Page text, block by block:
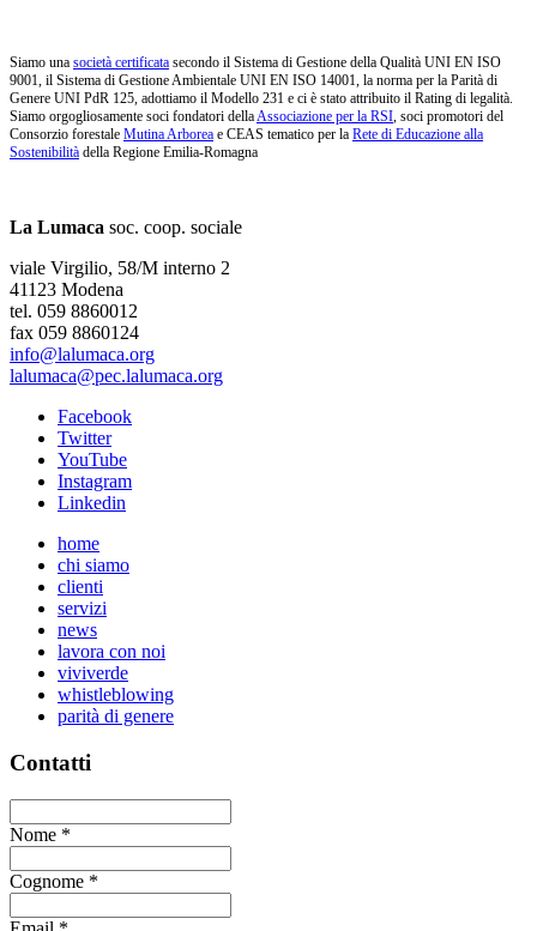
Siamo una società certificata secondo il Sistema di Gestione della Qualità UNI EN ISO
9001, il Sistema di Gestione Ambientale UNI EN ISO 14001, la norma per la Parità di
Genere UNI PdR 125, adottiamo il Modello 231 e ci è stato attribuito il Rating di legalità.
Siamo orgogliosamente soci fondatori dellaAssociazione per la RSI, soci promotori del
Consorzio forestale Mutina Arborea e CEAS tematico per la Rete di Educazione alla
Sostenibilità della Regione Emilia-Romagna
La Lumaca soc. coop. sociale
viale Virgilio, 58/M interno 2
41123 Modena
tel. 059 8860012
fax 059 8860124
info@lalumaca.org
lalumaca@pec.lalumaca.org
Facebook
Twitter
YouTube
Instagram
Linkedin
home
chi siamo
clienti
servizi
news
lavora con noi
viviverde
whistleblowing
parità di genere
Contatti
Nome *
Cognome *